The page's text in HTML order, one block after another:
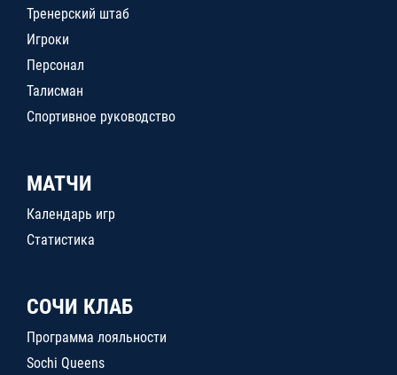
Тренерский штаб
Игроки
Персонал
Талисман
Спортивное руководство
МАТЧИ
Календарь игр
Статистика
СОЧИ КЛАБ
Программа лояльности
Sochi Queens